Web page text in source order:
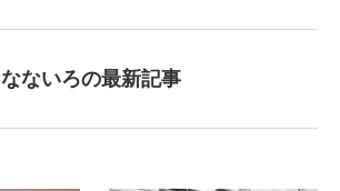
なないろの最新記事